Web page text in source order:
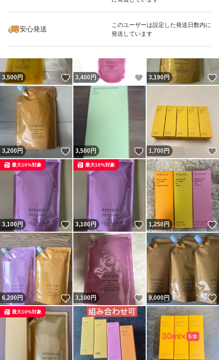
対応肌質:全肌質
・毛穴の汚れが気になる方
・しっかりメイクを素早く落としたい方
・お風呂場で濡れた手で使いたい方
・W洗顔したくない方
使い方
3プッシュ分程度を手に取り、やさしくマッサージするよ
うにメイクとなじませた後、水またはぬるま湯で洗い流し
安心発送
このユーザーは設定した発送日数内に
発送しています
いいね！
3,200
3,500円 いいね！
3,400 円 いいね！
3,190円
3,200円 いいね！
3,500円 いいね！
1,700円
3,100円 いいね！
最大10%対象
3,100円 いいね！
最大10%対象
1,250円
6,200円 いいね！
3,100円 いいね！
9,000円
最大10%対象